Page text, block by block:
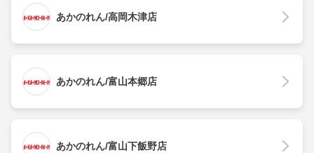
あかのれん/高岡木津店
あかのれん/富山本郷店
あかのれん/富山下飯野店